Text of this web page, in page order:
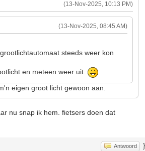
(13-Nov-2025, 10:13 PM)
(13-Nov-2025, 08:45 AM)
steeds weer kon
en meteen weer uit.
eigen groot licht gewoon aan.
nu snap ik hem. fietsers doen dat
Antwoord }